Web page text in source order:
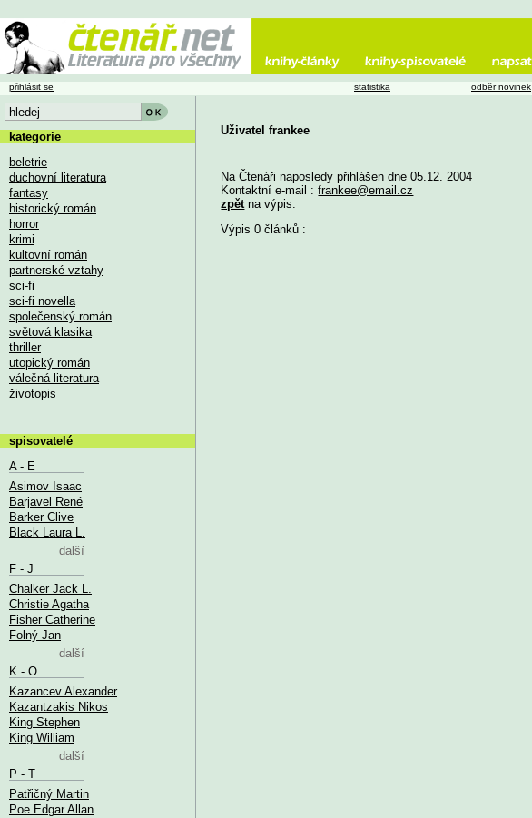
Uživatel frankee
Na Čtenáři naposledy přihlášen dne 05.12. 2004
Kontaktní e-mail :frankee@email.cz
zpět na výpis.
Výpis 0 článků :
přihlásit se statistika odběr novinek
kategorie
beletrie
duchovní literatura
fantasy
historický román
horror
krimi
kultovní román
partnerské vztahy
sci-fi
sci-fi novella
společenský román
světová klasika
thriller
utopický román
válečná literatura
životopis
spisovatelé
A - E
Asimov Isaac
Barjavel René
Barker Clive
Black Laura L.
další
F - J
Chalker Jack L.
Christie Agatha
Fisher Catherine
Folný Jan
další
K - O
Kazancev Alexander
Kazantzakis Nikos
King Stephen
King William
další
P - T
Patřičný Martin
Poe Edgar Allan